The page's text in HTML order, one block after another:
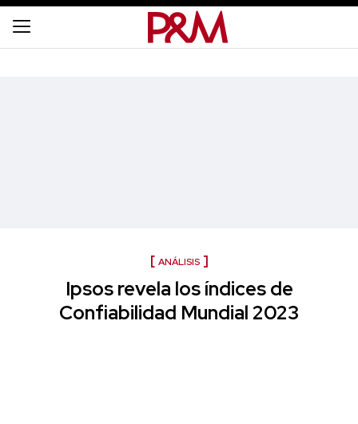
ANÁLISIS
Ipsos revela los índices de
Confiabilidad Mundial 2023